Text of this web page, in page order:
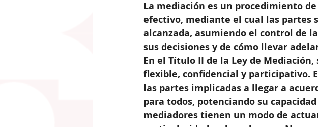
La mediación es un procedimiento
efectivo, mediante el cual las partes
alcanzada, asumiendo el control de
sus decisiones y de cómo llevar
En el Título II de la Ley de
flexible, confidencial y participativo.
las partes implicadas a llegar a
para todos, potenciando su
mediadores tienen un modo de